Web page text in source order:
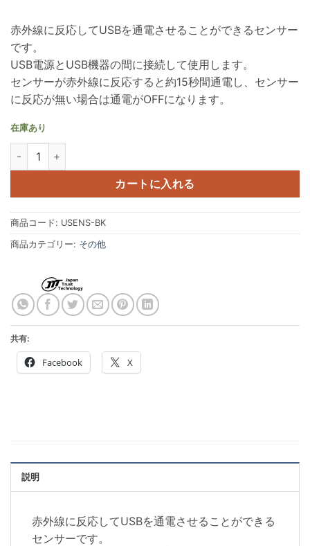
赤外線に反応してUSBを通電させることができるセンサー
です。
USB電源とUSB機器の間に接続して使用します。
センサーが赤外線に反応すると約15秒間通電し、センサー
に反応が無い場合は通電がOFFになります。
在庫あり
USB人感センサー ブラック - USENS-BK 個
カートに入れる
商品コード: USENS-BK
商品カテゴリー: その他
共有:
Facebook X
説明
赤外線に反応してUSBを通電させることができる
センサーです。